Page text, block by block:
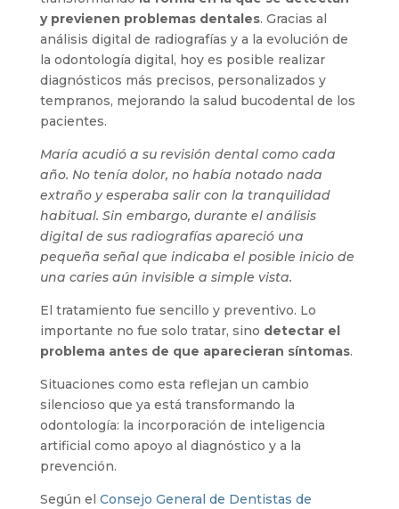
y previenen problemas dentales. Gracias al
análisis digital de radiografías y a la evolución de
la odontología digital, hoy es posible realizar
diagnósticos más precisos, personalizados y
tempranos, mejorando la salud bucodental de los
pacientes.
María acudió a su revisión dental como cada
año. No tenía dolor, no había notado nada
extraño y esperaba salir con la tranquilidad
habitual. Sin embargo, durante el análisis
digital de sus radiografías apareció una
pequeña señal que indicaba el posible inicio de
una caries aún invisible a simple vista.
El tratamiento fue sencillo y preventivo. Lo
importante no fue solo tratar, sino detectar el
problema antes de que aparecieran síntomas.
Situaciones como esta reflejan un cambio
silencioso que ya está transformando la
odontología: la incorporación de inteligencia
artificial como apoyo al diagnóstico y a la
prevención.
Según el Consejo General de Dentistas de